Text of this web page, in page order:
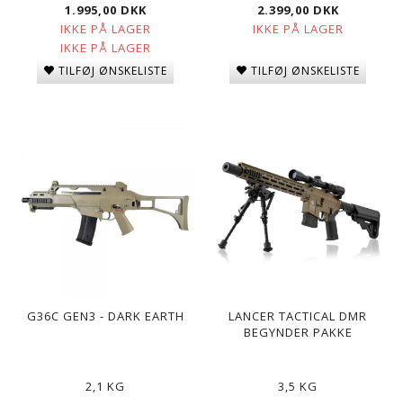
1.995,00 DKK
IKKE PÅ LAGER
IKKE PÅ LAGER
TILFØJ ØNSKELISTE
2.399,00 DKK
IKKE PÅ LAGER
TILFØJ ØNSKELISTE
G36C GEN3 - DARK EARTH
2,1 KG
LANCER TACTICAL DMR
BEGYNDER PAKKE
3,5 KG